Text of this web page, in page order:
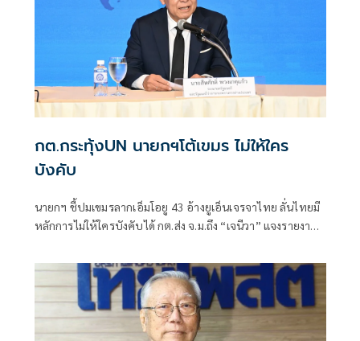
กต.กระทุ้งUN นายกฯโต้เขมร ไม่ให้ใคร
บังคับ
นายกฯ ชี้ปมเขมรลากเอ็มโอยู 43 อ้างยูเอ็นเจรจาไทย ลั่นไทยมี
หลักการไม่ให้ใครบังคับได้ กต.ส่ง จ.ม.ถึง “เจนีวา” แจงรายงาน
มนตรีสิทธิมนุษยชนฯ “สีหศักดิ์” ซัด “กัมพูชา” ใช้ปมพาดพิง
ไทยโฆษณาชวนเชื่อทางการเมือง